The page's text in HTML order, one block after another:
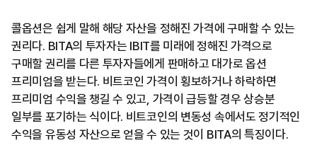
콜옵션은 쉽게 말해 해당 자산을 정해진 가격에 구매할 수 있는
권리다. BITA의 투자자는 IBIT를 미래에 정해진 가격으로
구매할 권리를 다른 투자자들에게 판매하고 대가로 옵션
프리미엄을 받는다. 비트코인 가격이 횡보하거나 하락하면
프리미엄 수익을 챙길 수 있고, 가격이 급등할 경우 상승분
일부를 포기하는 식이다. 비트코인의 변동성 속에서도 정기적인
수익을 유동성 자산으로 얻을 수 있는 것이 BITA의 특징이다.